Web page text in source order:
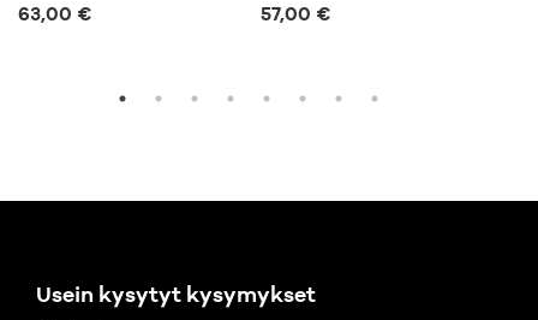
63,00 € 57,00 €
Usein kysytyt kysymykset